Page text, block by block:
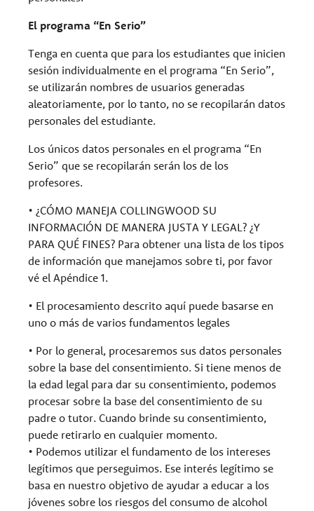
El programa “En Serio”
Tenga en cuenta que para los estudiantes que inicien
sesión individualmente en el programa “En Serio”,
se utilizarán nombres de usuarios generadas
aleatoriamente, por lo tanto, no se recopilarán datos
personales del estudiante.
Los únicos datos personales en el programa “En
Serio” que se recopilarán serán los de los
profesores.
• ¿CÓMO MANEJA COLLINGWOOD SU
INFORMACIÓN DE MANERA JUSTA Y LEGAL? ¿Y
PARA QUÉ FINES? Para obtener una lista de los tipos
de información que manejamos sobre ti, por favor
vé el Apéndice 1.
• El procesamiento descrito aquí puede basarse en
uno o más de varios fundamentos legales
• Por lo general, procesaremos sus datos personales
sobre la base del consentimiento. Si tiene menos de
la edad legal para dar su consentimiento, podemos
procesar sobre la base del consentimiento de su
padre o tutor. Cuando brinde su consentimiento,
puede retirarlo en cualquier momento.
• Podemos utilizar el fundamento de los intereses
legítimos que perseguimos. Ese interés legítimo se
basa en nuestro objetivo de ayudar a educar a los
jóvenes sobre los riesgos del consumo de alcohol